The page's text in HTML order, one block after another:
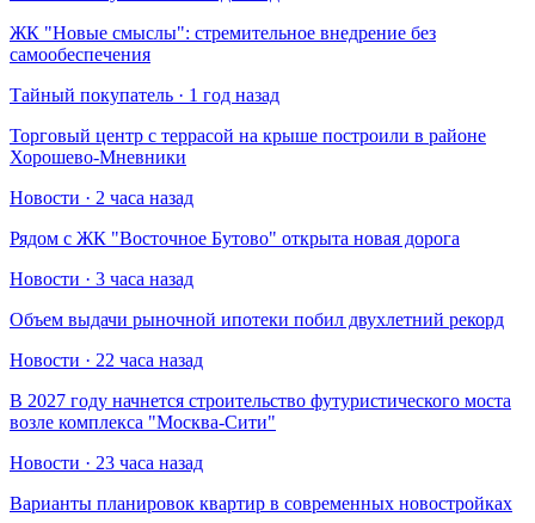
​ЖК "Новые смыслы": стремительное внедрение без
самообеспечения
Тайный покупатель · 1 год назад
Торговый центр с террасой на крыше построили в районе
Хорошево-Мневники
Новости · 2 часа назад
Рядом с ЖК "Восточное Бутово" открыта новая дорога
Новости · 3 часа назад
Объем выдачи рыночной ипотеки побил двухлетний рекорд
Новости · 22 часа назад
В 2027 году начнется строительство футуристического моста
возле комплекса "Москва-Сити"
Новости · 23 часа назад
Варианты планировок квартир в современных новостройках